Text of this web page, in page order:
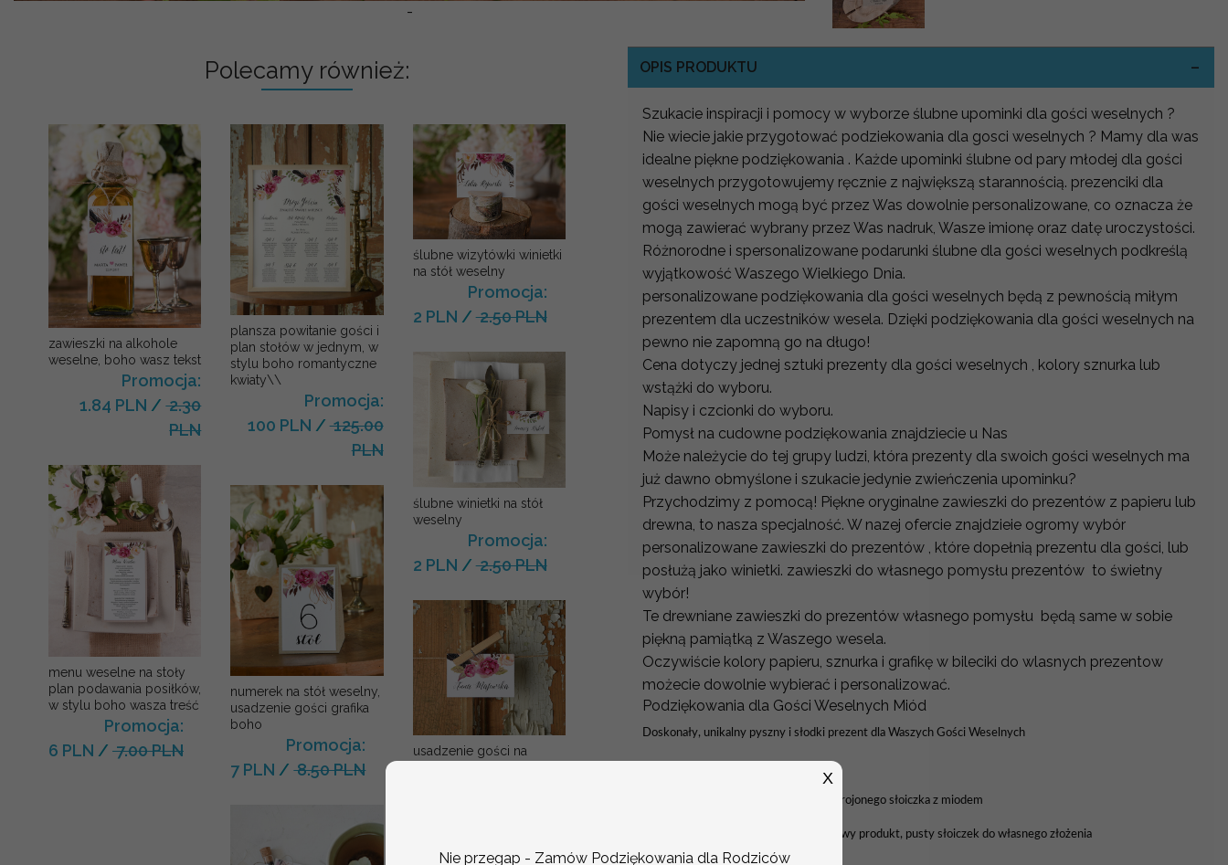
-
Polecamy również:
zawieszki na alkohole
weselne, boho wasz tekst
Promocja:
1.84 PLN /2.30
PLN
menu weselne na stoły
plan podawania posiłków,
w stylu boho wasza treść
Promocja:
6 PLN / 7.00 PLN
plansza powitanie gości i
plan stołów w jednym, w
stylu boho romantyczne
kwiaty\\
Promocja:
100 PLN /125.00
PLN
numerek na stół weselny,
usadzenie gości grafika
boho
Promocja:
7 PLN /8.50 PLN
ślubne wizytówki winietki
na stół weselny
Promocja:
2 PLN /2.50 PLN
ślubne winietki na stół
weselny
Promocja:
2 PLN /2.50 PLN
usadzenie gości na
OPIS PRODUKTU
Szukacie inspiracji i pomocy w wyborze ślubne upominki dla gości weselnych ?
Nie wiecie jakie przygotować podziekowania dla gosci weselnych ? Mamy dla was
idealne piękne podziękowania . Każde upominki ślubne od pary młodej dla gości
weselnych przygotowujemy ręcznie z największą starannością. prezenciki dla
gości weselnych mogą być przez Was dowolnie personalizowane, co oznacza że
mogą zawierać wybrany przez Was nadruk, Wasze imionę oraz datę uroczystości.
Różnorodne i spersonalizowane podarunki ślubne dla gości weselnych podkreślą
wyjątkowość Waszego Wielkiego Dnia.
personalizowane podziękowania dla gości weselnych będą z pewnością miłym
prezentem dla uczestników wesela. Dzięki podziękowania dla gości weselnych na
pewno nie zapomną go na długo!
Cena dotyczy jednej sztuki prezenty dla gości weselnych , kolory sznurka lub
wstążki do wyboru.
Napisy i czcionki do wyboru.
Pomysł na cudowne podziękowania znajdziecie u Nas
Może należycie do tej grupy ludzi, która prezenty dla swoich gości weselnych ma
już dawno obmyślone i szukacie jedynie zwieńczenia upominku?
Przychodzimy z pomocą! Piękne oryginalne zawieszki do prezentów z papieru lub
drewna, to nasza specjalność. W nazej ofercie znajdzieie ogromy wybór
personalizowane zawieszki do prezentów , które dopełnią prezentu dla gości, lub
posłużą jako winietki. zawieszki do własnego pomysłu prezentów to świetny
wybór!
Te drewniane zawieszki do prezentów własnego pomysłu będą same w sobie
piękną pamiątką z Waszego wesela.
Oczywiście kolory papieru, sznurka i grafikę w bileciki do wlasnych prezentow
możecie dowolnie wybierać i personalizować.
Podziękowania dla Gości Weselnych Miód
Doskonały, unikalny pyszny i słodki prezent dla Waszych Gości Weselnych
Możliwość zamówienia pustego przystrojonego słoiczka z miodem
Słoiczek z miodem wysyłany jako gotowy produkt, pusty słoiczek do własnego złożenia
Nie przegap - Zamów Podziękowania dla Rodziców
X